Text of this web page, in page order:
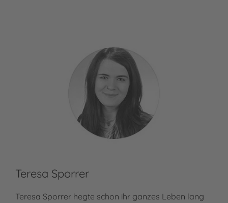
Teresa Sporrer
Teresa Sporrer hegte schon ihr ganzes Leben lang